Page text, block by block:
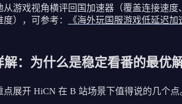
从游戏视角横评回国加速器（覆盖连接速
），可参考：
《海外玩国服游戏低延迟
：为什么是稳定看番的最优
点展开 HiCN 在 B 站场景下值得说的几个点